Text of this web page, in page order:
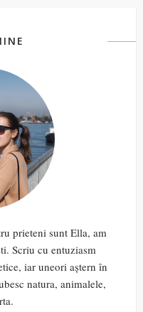
prieteni sunt Ella, am
Scriu cu entuziasm
iar uneori aștern în
natura, animalele,